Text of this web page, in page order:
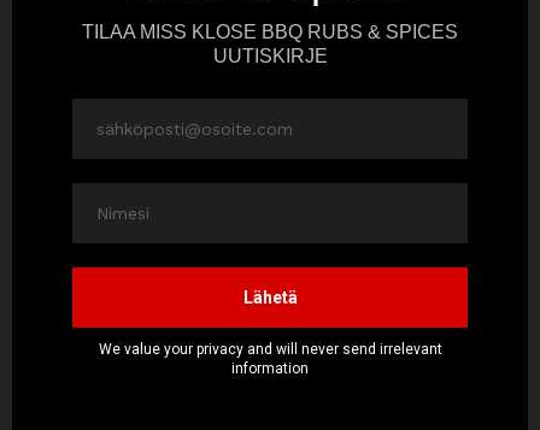
100 g herneitä
4 annosta kypsää riisiä
Leikkaa lohi noin 2-3 sentin levyisiksi paloiksi. Sekoita paloihin kulhossa
ensin öljy ja sitten Miss Klose Crispy Chick. Paista 190-asteisessa
AirFryerissä 12 minuuttia tai 225-asteisessa uunissa 15 min tai
minuuttia per puoli, kunnes palat ovat kullanruskeita.
Suikaloi punasipuli ohuiksi suikaleiksi. Sekoita etikka, sokeri ja kuuma